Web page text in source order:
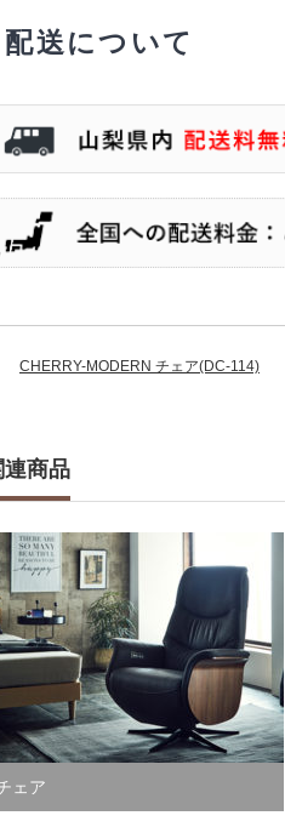
配送について
CHERRY-MODERN チェア(DC-114)
連商品
ェア